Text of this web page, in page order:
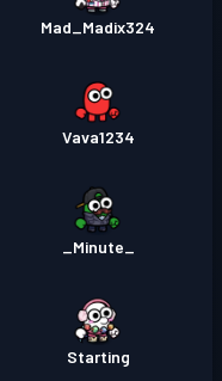
Mad_Madix324
Vava1234
_Minute_
Starting